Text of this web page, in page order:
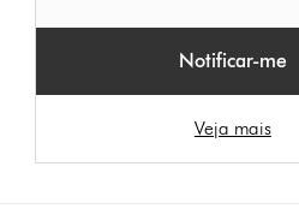
Notificar-me
Veja mais